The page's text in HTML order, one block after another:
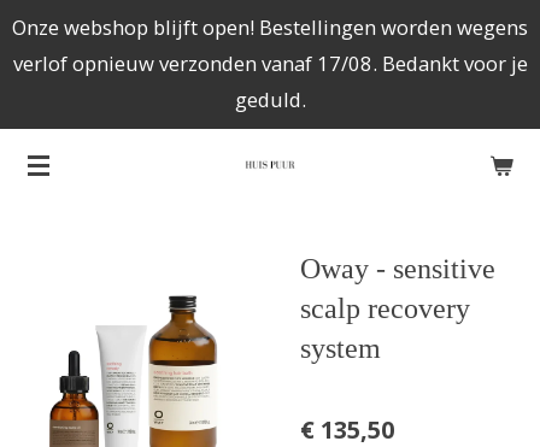
Ga
direct
de
hoofdinhoud
Onze webshop blijft open! Bestellingen worden wegens
verlof opnieuw verzonden vanaf 17/08. Bedankt voor je
geduld.
Oway - sensitive
scalp recovery
system
€ 135,50